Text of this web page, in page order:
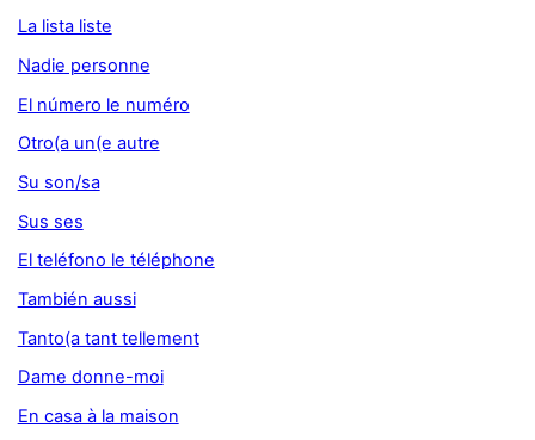
La lista liste
Nadie personne
El número le numéro
Otro(a un(e autre
Su son/sa
Sus ses
El teléfono le téléphone
También aussi
Tanto(a tant tellement
Dame donne-moi
En casa à la maison